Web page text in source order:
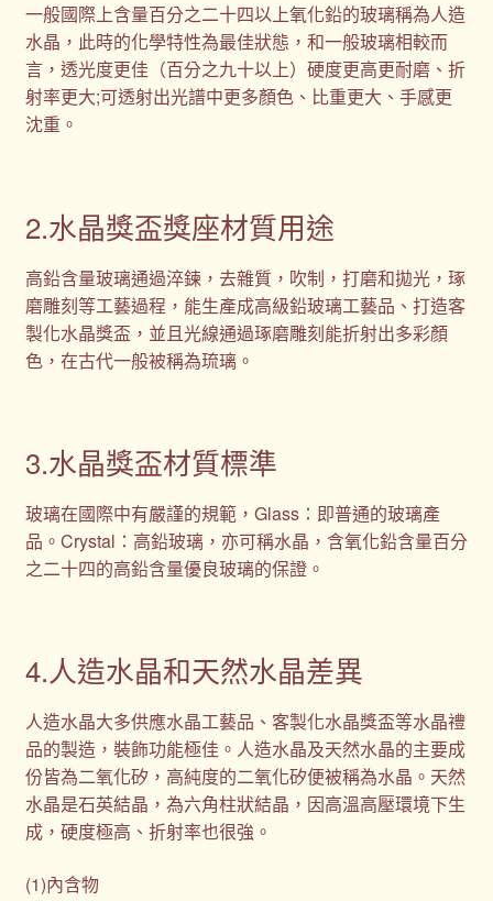
一般國際上含量百分之二十四以上氧化鉛的玻璃稱為人造
水晶，此時的化學特性為最佳狀態，和一般玻璃相較而
言，透光度更佳（百分之九十以上）硬度更高更耐磨、折
射率更大;可透射出光譜中更多顏色、比重更大、手感更
沈重。
2.水晶獎盃獎座材質用途
高鉛含量玻璃通過淬鍊，去雜質，吹制，打磨和拋光，琢
磨雕刻等工藝過程，能生產成高級鉛玻璃工藝品、打造客
製化水晶獎盃，並且光線通過琢磨雕刻能折射出多彩顏
色，在古代一般被稱為琉璃。
3.水晶獎盃材質標準
玻璃在國際中有嚴謹的規範，Glass：即普通的玻璃產
品。Crystal：高鉛玻璃，亦可稱水晶，含氧化鉛含量百分
之二十四的高鉛含量優良玻璃的保證。
4.人造水晶和天然水晶差異
人造水晶大多供應水晶工藝品、客製化水晶獎盃等水晶禮
品的製造，裝飾功能極佳。人造水晶及天然水晶的主要成
份皆為二氧化矽，高純度的二氧化矽便被稱為水晶。天然
水晶是石英結晶，為六角柱狀結晶，因高溫高壓環境下生
成，硬度極高、折射率也很強。
(1)內含物